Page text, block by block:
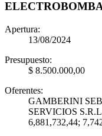
Apertura:
13/08/2024
Presupuesto:
$ 8.500.000,00
Oferentes:
GAMBERINI
SERVICIOS
6,881,732,44;